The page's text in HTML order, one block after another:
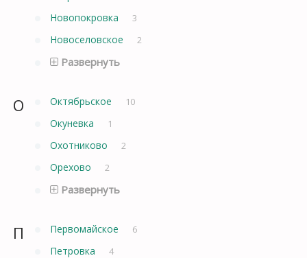
Новопокровка 3
Новоселовское 2
Развернуть
О Октябрьское 10
Окуневка 1
Охотниково 2
Орехово 2
Развернуть
П Первомайское 6
Петровка 4